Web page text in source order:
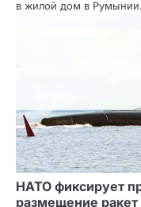
в жилой дом в Румынии.
НАТО фиксирует
размещение